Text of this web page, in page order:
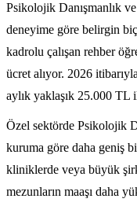
Psikolojik Danışmanlık
deneyime göre belirgin
kadrolu çalışan rehber
ücret alıyor. 2026
aylık yaklaşık 25.000 TL
Özel sektörde Psikolojik
kuruma göre daha geniş
kliniklerde veya büyük
mezunların maaşı daha